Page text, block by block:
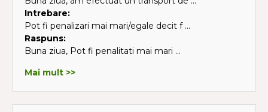
Intrebare:
Pot fi penalizari mai mari/egale decit f ...
Raspuns:
Buna ziua, Pot fi penalitati mai mari ...
Mai mult >>